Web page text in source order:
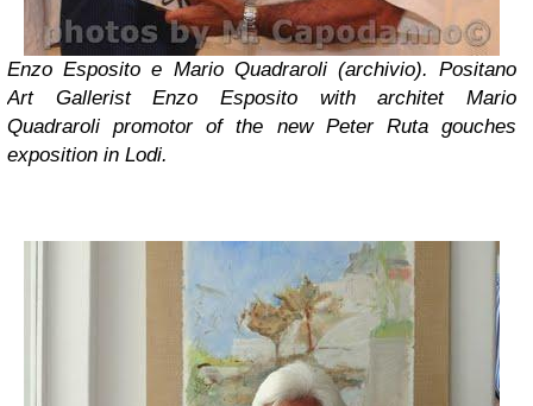
Enzo Esposito e Mario Quadraroli (archivio). Positano
Art Gallerist Enzo Esposito with architet Mario
Quadraroli promotor of the new Peter Ruta gouches
exposition in Lodi.